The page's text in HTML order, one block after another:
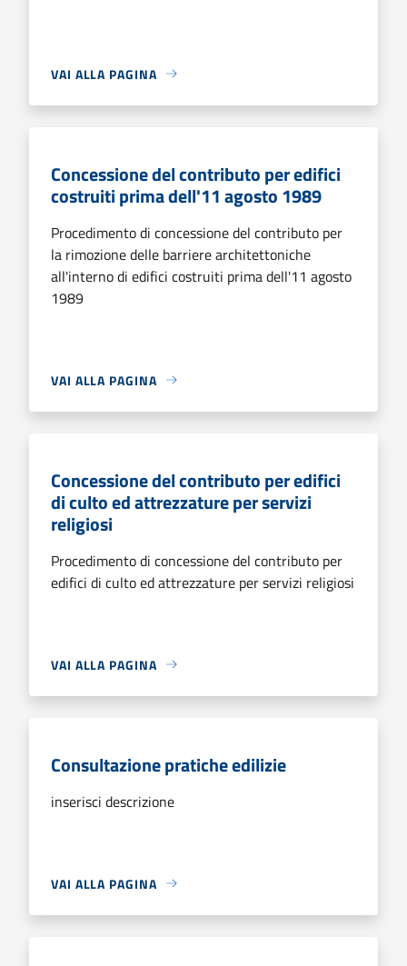
VAI ALLA PAGINA
Concessione del contributo per edifici
costruiti prima dell'11 agosto 1989
Procedimento di concessione del contributo per
la rimozione delle barriere architettoniche
all'interno di edifici costruiti prima dell'11 agosto
1989
VAI ALLA PAGINA
Concessione del contributo per edifici
di culto ed attrezzature per servizi
religiosi
Procedimento di concessione del contributo per
edifici di culto ed attrezzature per servizi religiosi
VAI ALLA PAGINA
Consultazione pratiche edilizie
inserisci descrizione
VAI ALLA PAGINA